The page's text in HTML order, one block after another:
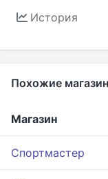
История
Похожие
Магазин
Спортмастер